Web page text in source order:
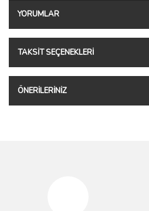
YORUMLAR
TAKSIT SEÇENEKLERI
ÖNERILERINIZ